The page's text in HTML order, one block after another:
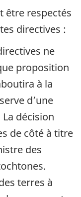
être respectés
directives :
ne
proposition
à la
d’une
décision
de côté à titre
des
terres à